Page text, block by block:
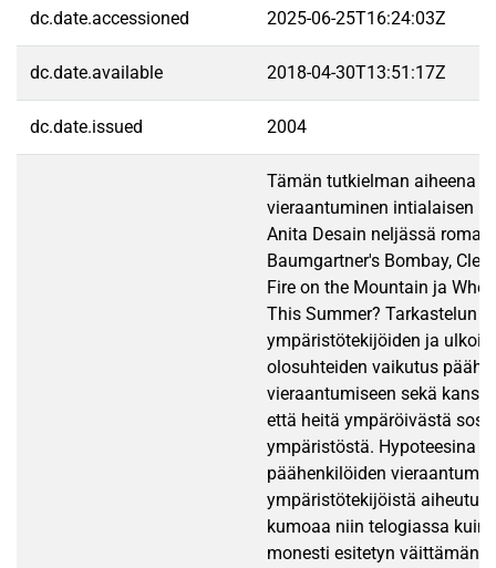
dc.date.accessioned 2025-06-25T16:24:03Z
dc.date.available 2018-04-30T13:51:17Z
dc.date.issued 2004
Tämän tutkielman aiheena
vieraantuminen intialaisen
Anita Desain neljässä
Baumgartner's Bombay,
Fire on the Mountain ja
This Summer? Tarkastelun
ympäristötekijöiden ja
olosuhteiden vaikutus
vieraantumiseen sekä
että heitä ympäröivästä
ympäristöstä. Hypoteesina
päähenkilöiden
ympäristötekijöistä
kumoaa niin telogiassa kuin
monesti esitetyn väittämän,